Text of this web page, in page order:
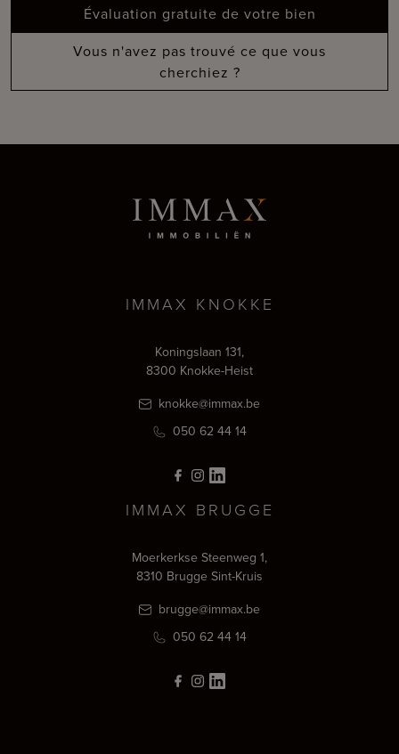
Évaluation gratuite de votre bien
Vous n'avez pas trouvé ce que vous
cherchiez ?
IMMAX KNOKKE
Koningslaan 131,
8300 Knokke-Heist
knokke@immax.be
050 62 44 14
IMMAX BRUGGE
Moerkerkse Steenweg 1,
8310 Brugge Sint-Kruis
brugge@immax.be
050 62 44 14